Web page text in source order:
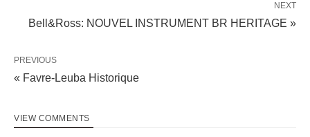
NEXT
Bell&Ross: NOUVEL INSTRUMENT BR HERITAGE »
PREVIOUS
« Favre-Leuba Historique
VIEW COMMENTS